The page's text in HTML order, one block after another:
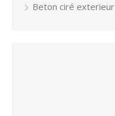
Beton ciré exterieur